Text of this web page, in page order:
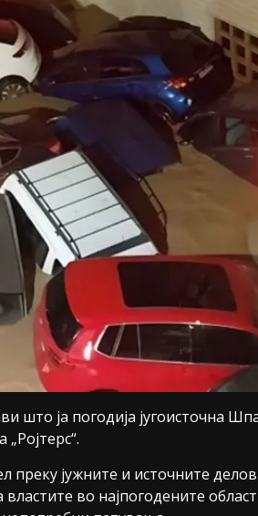
што ја погодија југоисточна
преку јужните и источните
во најпогодените